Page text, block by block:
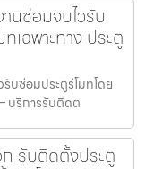
นซ่อมจบไวรับ
เฉพาะทาง ประตู
บซ่อมประตูรีโมทโดย
บริการรับติดต
รับติดตั้งประตู